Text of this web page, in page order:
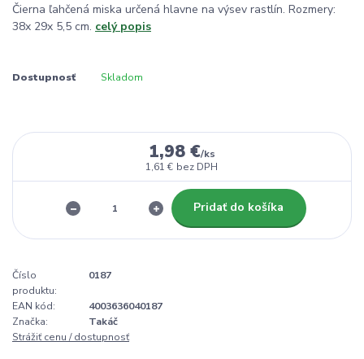
Čierna ľahčená miska určená hlavne na výsev rastlín. Rozmery:
38x 29x 5,5 cm. celý popis
Dostupnosť Skladom
1,98 €/ks
1,61 € bez DPH
Pridať do košíka
Číslo
produktu:
0187
EAN kód:
4003636040187
Značka:
Takáč
Strážiť cenu / dostupnosť